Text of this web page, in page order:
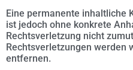
Eine permanente inhaltliche
ist jedoch ohne konkrete
Rechtsverletzung nicht
Rechtsverletzungen werden
entfernen.